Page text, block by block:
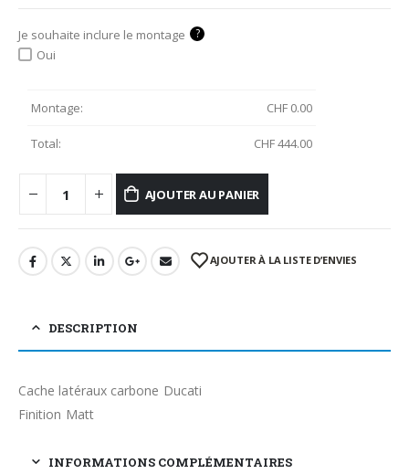
Je souhaite inclure le montage ?
Oui
Montage: CHF 0.00
Total: CHF444.00
AJOUTER AU PANIER
AJOUTER À LA LISTE D’ENVIES
DESCRIPTION
Cache latéraux carbone Ducati
Finition Matt
INFORMATIONS COMPLÉMENTAIRES